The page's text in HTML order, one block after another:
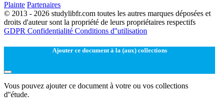
Plainte Partenaires
© 2013 - 2026 studylibfr.com toutes les autres marques déposées et
droits d'auteur sont la propriété de leurs propriétaires respectifs
GDPR Confidentialité Conditions d''utilisation
Ajouter ce document à la (aux) collections
Vous pouvez ajouter ce document à votre ou vos collections
d''étude.